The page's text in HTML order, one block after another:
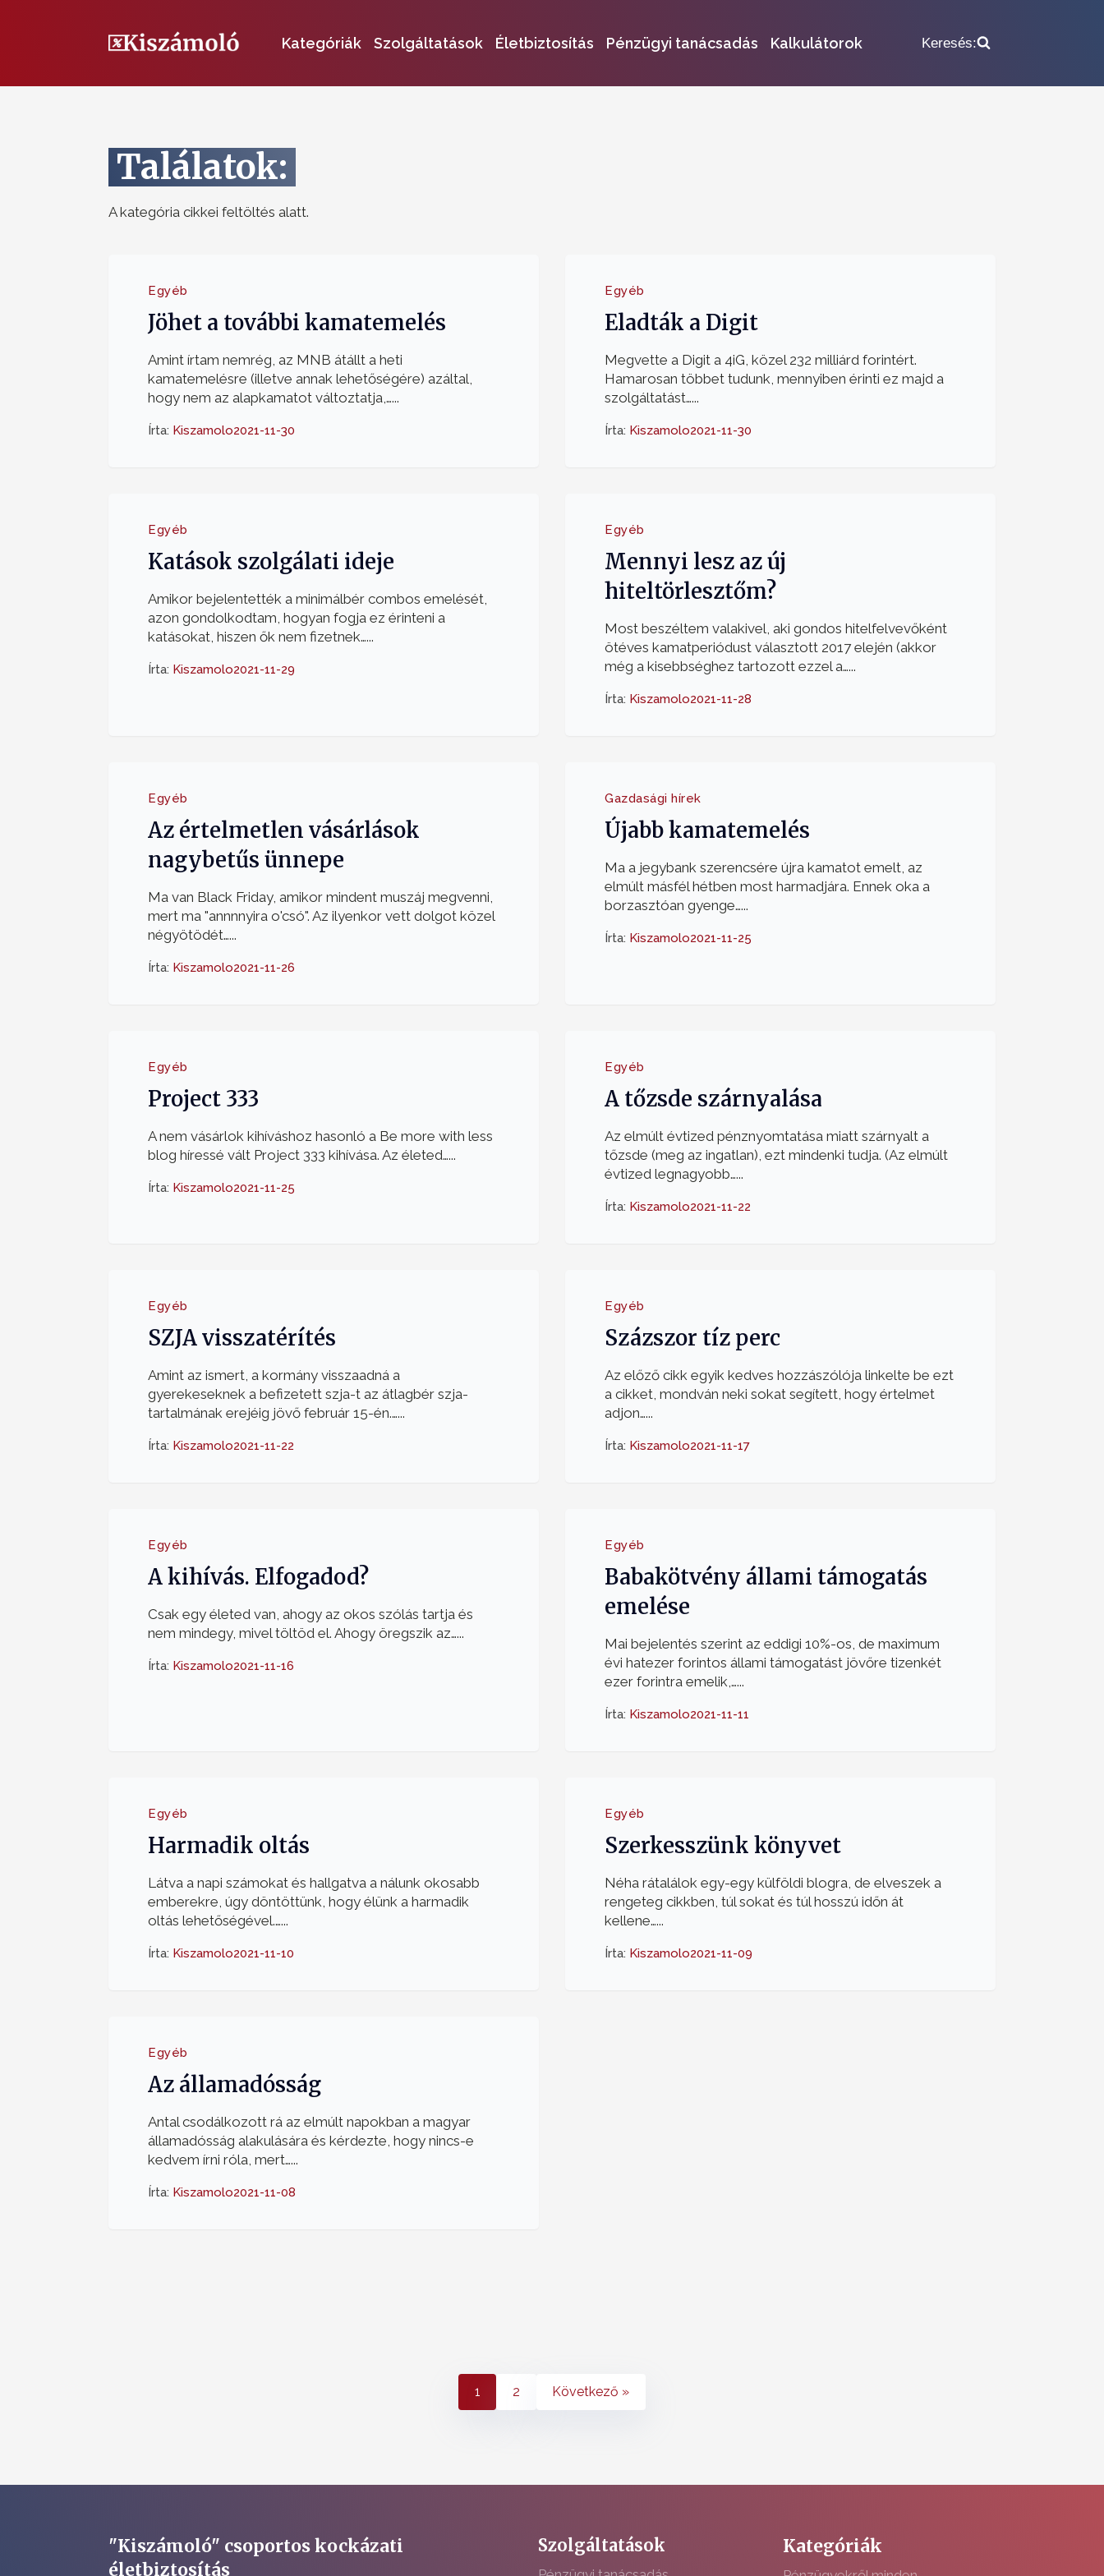
Kategóriák Szolgáltatások Életbiztosítás Pénzügyi tanácsadás Kalkulátorok Keresés:
Találatok:
A kategória cikkei feltöltés alatt.
Egyéb
Jöhet a további kamatemelés
Amint írtam nemrég, az MNB átállt a heti
kamatemelésre (illetve annak lehetőségére) azáltal,
hogy nem az alapkamatot változtatja,…...
Írta: Kiszamolo2021-11-30
Egyéb
Eladták a Digit
Megvette a Digit a 4iG, közel 232 milliárd forintért.
Hamarosan többet tudunk, mennyiben érinti ez majd a
szolgáltatást…...
Írta: Kiszamolo2021-11-30
Egyéb
Katások szolgálati ideje
Amikor bejelentették a minimálbér combos emelését,
azon gondolkodtam, hogyan fogja ez érinteni a
katásokat, hiszen ők nem fizetnek…...
Írta: Kiszamolo2021-11-29
Egyéb
Mennyi lesz az új
hiteltörlesztőm?
Most beszéltem valakivel, aki gondos hitelfelvevőként
ötéves kamatperiódust választott 2017 elején (akkor
még a kisebbséghez tartozott ezzel a…...
Írta: Kiszamolo2021-11-28
Egyéb
Az értelmetlen vásárlások
nagybetűs ünnepe
Ma van Black Friday, amikor mindent muszáj megvenni,
mert ma "annnnyira o'csó". Az ilyenkor vett dolgot közel
négyötödét…...
Írta: Kiszamolo2021-11-26
Gazdasági hírek
Újabb kamatemelés
Ma a jegybank szerencsére újra kamatot emelt, az
elmúlt másfél hétben most harmadjára. Ennek oka a
borzasztóan gyenge…...
Írta: Kiszamolo2021-11-25
Egyéb
Project 333
A nem vásárlok kihíváshoz hasonló a Be more with less
blog híressé vált Project 333 kihívása. Az életed…...
Írta: Kiszamolo2021-11-25
Egyéb
A tőzsde szárnyalása
Az elmúlt évtized pénznyomtatása miatt szárnyalt a
tőzsde (meg az ingatlan), ezt mindenki tudja. (Az elmúlt
évtized legnagyobb…...
Írta: Kiszamolo2021-11-22
Egyéb
SZJA visszatérítés
Amint az ismert, a kormány visszaadná a
gyerekeseknek a befizetett szja-t az átlagbér szja-
tartalmának erejéig jövő február 15-én.…...
Írta: Kiszamolo2021-11-22
Egyéb
Százszor tíz perc
Az előző cikk egyik kedves hozzászólója linkelte be ezt
a cikket, mondván neki sokat segített, hogy értelmet
adjon…...
Írta: Kiszamolo2021-11-17
Egyéb
A kihívás. Elfogadod?
Csak egy életed van, ahogy az okos szólás tartja és
nem mindegy, mivel töltöd el. Ahogy öregszik az…...
Írta: Kiszamolo2021-11-16
Egyéb
Babakötvény állami támogatás
emelése
Mai bejelentés szerint az eddigi 10%-os, de maximum
évi hatezer forintos állami támogatást jövőre tizenkét
ezer forintra emelik,…...
Írta: Kiszamolo2021-11-11
Egyéb
Harmadik oltás
Látva a napi számokat és hallgatva a nálunk okosabb
emberekre, úgy döntöttünk, hogy élünk a harmadik
oltás lehetőségével.…...
Írta: Kiszamolo2021-11-10
Egyéb
Szerkesszünk könyvet
Néha rátalálok egy-egy külföldi blogra, de elveszek a
rengeteg cikkben, túl sokat és túl hosszú időn át
kellene…...
Írta: Kiszamolo2021-11-09
Egyéb
Az államadósság
Antal csodálkozott rá az elmúlt napokban a magyar
államadósság alakulására és kérdezte, hogy nincs-e
kedvem írni róla, mert…...
Írta: Kiszamolo2021-11-08
1 2 Következő »
"Kiszámoló" csoportos kockázati
életbiztosítás
Szolgáltatások Kategóriák